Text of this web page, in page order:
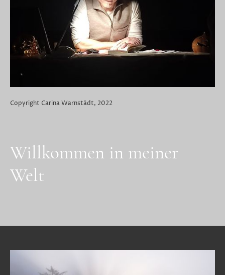
Copyright Carina Warnstädt, 2022
Willkommen in meiner
Welt